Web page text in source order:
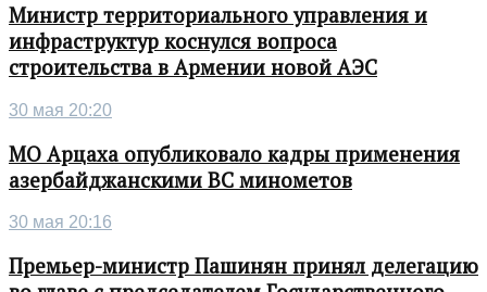
Министр территориального управления и
инфраструктур коснулся вопроса
строительства в Армении новой АЭС
30 мая 20:20
МО Арцаха опубликовало кадры применения
азербайджанскими ВС минометов
30 мая 20:16
Премьер-министр Пашинян принял делегацию